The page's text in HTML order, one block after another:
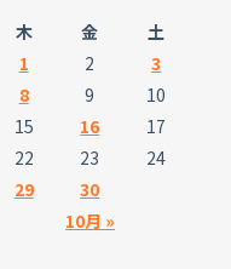
木 金 土
10月 »
1 2
3
8 9
10
15 16
17
22 23
24
29 30